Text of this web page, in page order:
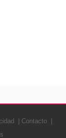
Contacto